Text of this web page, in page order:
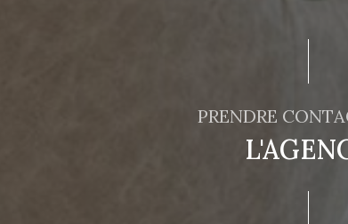
PRENDRE